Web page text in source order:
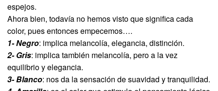
espejos.
Ahora bien, todavía no hemos visto que significa cada
color, pues entonces empecemos….
1- Negro: implica melancolía, elegancia, distinción.
2- Gris: implica también melancolía, pero a la vez
equilibrio y elegancia.
3- Blanco: nos da la sensación de suavidad y tranquilidad.